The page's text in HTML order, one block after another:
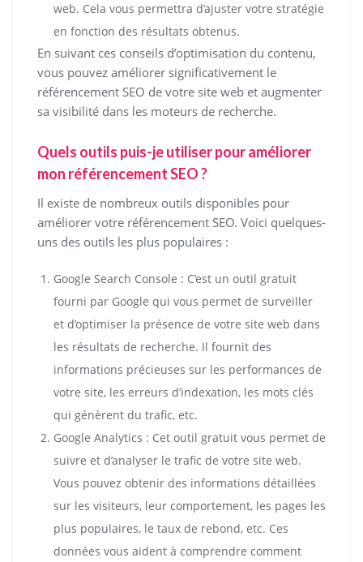
web. Cela vous permettra d’ajuster votre stratégie
en fonction des résultats obtenus.
En suivant ces conseils d’optimisation du contenu,
vous pouvez améliorer significativement le
référencement SEO de votre site web et augmenter
sa visibilité dans les moteurs de recherche.
Quels outils puis-je utiliser pour améliorer
mon référencement SEO ?
Il existe de nombreux outils disponibles pour
améliorer votre référencement SEO. Voici quelques-
uns des outils les plus populaires :
Google Search Console : C’est un outil gratuit
fourni par Google qui vous permet de surveiller
et d’optimiser la présence de votre site web dans
les résultats de recherche. Il fournit des
informations précieuses sur les performances de
votre site, les erreurs d’indexation, les mots clés
qui génèrent du trafic, etc.
Google Analytics : Cet outil gratuit vous permet de
suivre et d’analyser le trafic de votre site web.
Vous pouvez obtenir des informations détaillées
sur les visiteurs, leur comportement, les pages les
plus populaires, le taux de rebond, etc. Ces
données vous aident à comprendre comment